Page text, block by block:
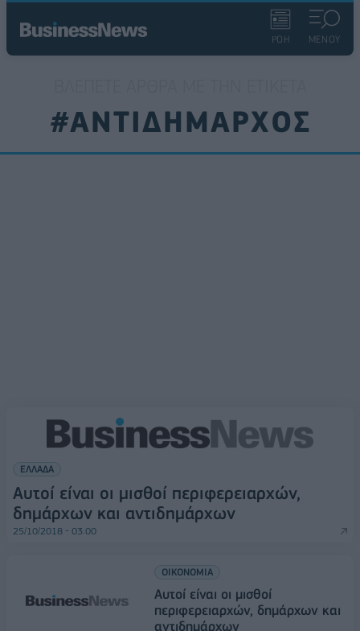
ΡΟΗ ΜΕΝΟΥ
#ΑΝΤΙΔΗΜΑΡΧΟΣ
ΕΛΛΑΔΑ
Αυτοί είναι οι μισθοί περιφερειαρχών,
δημάρχων και αντιδημάρχων
25/10/2018 - 03:00
ΟΙΚΟΝΟΜΙΑ
Αυτοί είναι οι μισθοί
περιφερειαρχών, δημάρχων και
αντιδημάρχων